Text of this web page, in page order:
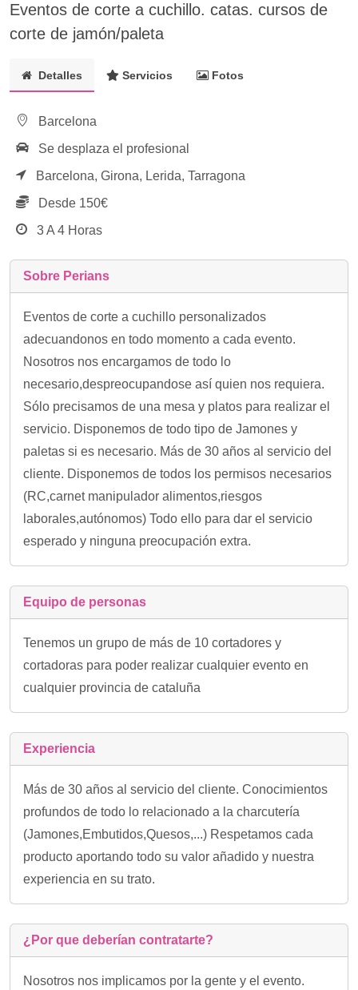
Eventos de corte a cuchillo. catas. cursos de
corte de jamón/paleta
Detalles Servicios Fotos
Barcelona
Se desplaza el profesional
Barcelona, Girona, Lerida, Tarragona
Desde 150€
3 A 4 Horas
Sobre Perians
Eventos de corte a cuchillo personalizados
adecuandonos en todo momento a cada evento.
Nosotros nos encargamos de todo lo
necesario,despreocupandose así quien nos requiera.
Sólo precisamos de una mesa y platos para realizar el
servicio. Disponemos de todo tipo de Jamones y
paletas si es necesario. Más de 30 años al servicio del
cliente. Disponemos de todos los permisos necesarios
(RC,carnet manipulador alimentos,riesgos
laborales,autónomos) Todo ello para dar el servicio
esperado y ninguna preocupación extra.
Equipo de personas
Tenemos un grupo de más de 10 cortadores y
cortadoras para poder realizar cualquier evento en
cualquier provincia de cataluña
Experiencia
Más de 30 años al servicio del cliente. Conocimientos
profundos de todo lo relacionado a la charcutería
(Jamones,Embutidos,Quesos,...) Respetamos cada
producto aportando todo su valor añadido y nuestra
experiencia en su trato.
¿Por que deberían contratarte?
Nosotros nos implicamos por la gente y el evento.